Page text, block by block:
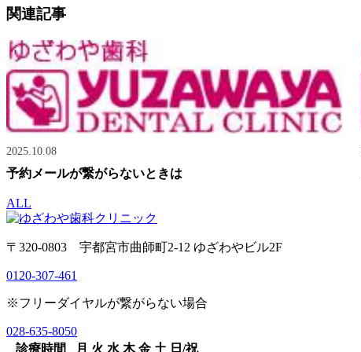
関連記事
2025.10.08
予約メールが繋がらないときは
ALL
〒320-0803 宇都宮市曲師町2-12 ゆざわやビル2F
0120-307-461
※フリーダイヤルが繋がらない場合
028-635-8050
診療時間
月 火 水 木 金 土 日/祝